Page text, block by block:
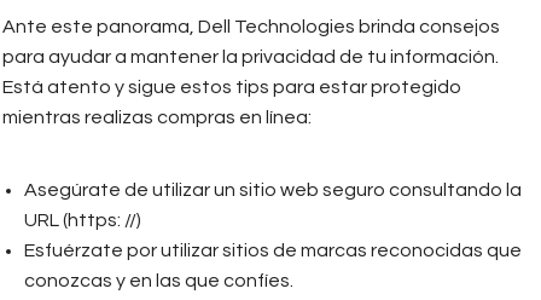
Ante este panorama, Dell Technologies brinda consejos
para ayudar a mantener la privacidad de tu información.
Está atento y sigue estos tips para estar protegido
mientras realizas compras en línea:
Asegúrate de utilizar un sitio web seguro consultando la
URL (https: //)
Esfuérzate por utilizar sitios de marcas reconocidas que
conozcas y en las que confíes.